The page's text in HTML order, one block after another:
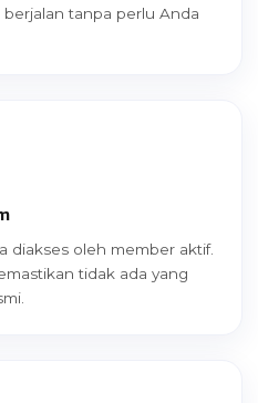
tanpa perlu Anda
diakses oleh member aktif.
tidak ada yang